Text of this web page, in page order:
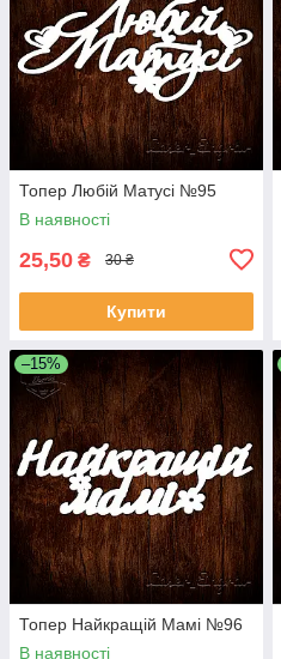
Топер Любій Матусі №95
В наявності
25,50 ₴ 30 ₴
Купити
–15%
Топер Найкращій Мамі №96
В наявності